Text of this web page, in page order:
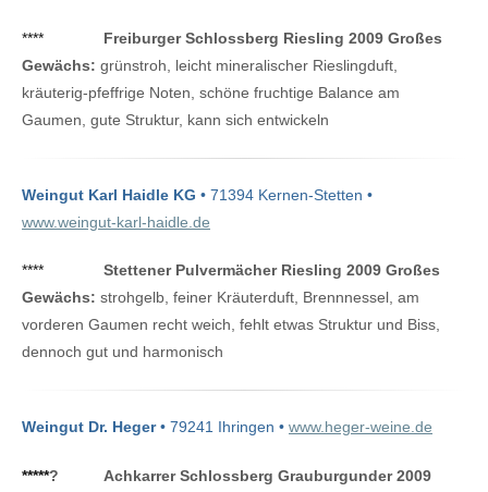
****
Freiburger Schlossberg Riesling 2009 Großes
Gewächs: grünstroh, leicht mineralischer Rieslingduft,
kräuterig-pfeffrige Noten, schöne fruchtige Balance am
Gaumen, gute Struktur, kann sich entwickeln
Weingut Karl Haidle KG • 71394 Kernen-Stetten •
www.weingut-karl-haidle.de
****
Stettener Pulvermächer Riesling 2009 Großes
Gewächs: strohgelb, feiner Kräuterduft, Brennnessel, am
vorderen Gaumen recht weich, fehlt etwas Struktur und Biss,
dennoch gut und harmonisch
Weingut Dr. Heger• 79241 Ihringen • www.heger-weine.de
*****?
Achkarrer Schlossberg Grauburgunder 2009